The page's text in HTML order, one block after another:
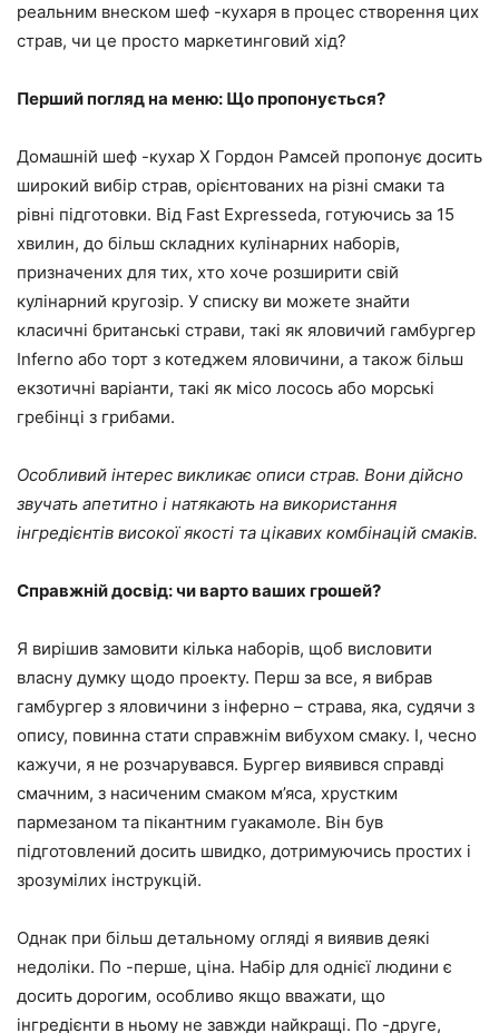
реальним внеском шеф -кухаря в процес створення цих
страв, чи це просто маркетинговий хід?
Перший погляд на меню: Що пропонується?
Домашній шеф -кухар X Гордон Рамсей пропонує досить
широкий вибір страв, орієнтованих на різні смаки та
рівні підготовки. Від Fast Expresseda, готуючись за 15
хвилин, до більш складних кулінарних наборів,
призначених для тих, хто хоче розширити свій
кулінарний кругозір. У списку ви можете знайти
класичні британські страви, такі як яловичий гамбургер
Inferno або торт з котеджем яловичини, а також більш
екзотичні варіанти, такі як місо лосось або морські
гребінці з грибами.
Особливий інтерес викликає описи страв. Вони дійсно
звучать апетитно і натякають на використання
інгредієнтів високої якості та цікавих комбінацій смаків.
Справжній досвід: чи варто ваших грошей?
Я вирішив замовити кілька наборів, щоб висловити
власну думку щодо проекту. Перш за все, я вибрав
гамбургер з яловичини з інферно – страва, яка, судячи з
опису, повинна стати справжнім вибухом смаку. І, чесно
кажучи, я не розчарувався. Бургер виявився справді
смачним, з насиченим смаком м’яса, хрустким
пармезаном та пікантним гуакамоле. Він був
підготовлений досить швидко, дотримуючись простих і
зрозумілих інструкцій.
Однак при більш детальному огляді я виявив деякі
недоліки. По -перше, ціна. Набір для однієї людини є
досить дорогим, особливо якщо вважати, що
інгредієнти в ньому не завжди найкращі. По -друге,